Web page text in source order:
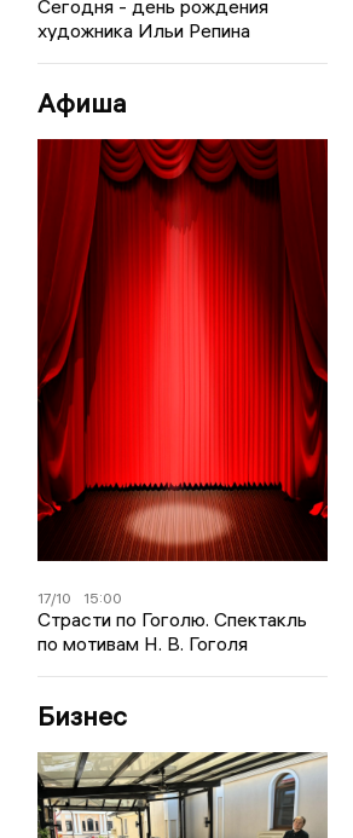
Сегодня - день рождения
художника Ильи Репина
Афиша
17/10 15:00
Страсти по Гоголю. Спектакль
по мотивам Н. В. Гоголя
Бизнес